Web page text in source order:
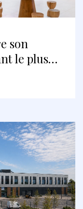
son
le plus